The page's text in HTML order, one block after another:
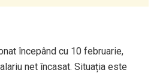
începând cu 10 februarie,
net încasat. Situația este